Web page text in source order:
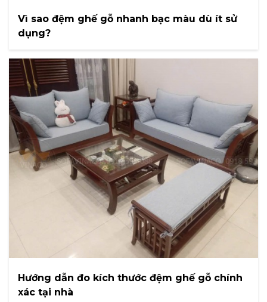
Vì sao đệm ghế gỗ nhanh bạc màu dù ít sử
dụng?
Hướng dẫn đo kích thước đệm ghế gỗ chính
xác tại nhà